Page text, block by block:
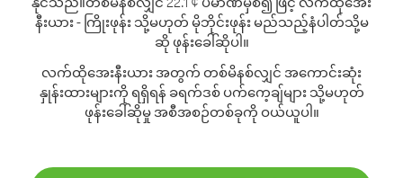
နီးယား - ကြိုးဖုန်း သို့မဟုတ် မိုဘိုင်းဖုန်း မည်သည့်နံပါတ်သို့မ
ဆို ဖုန်းခေါ်ဆိုပါ။
လက်ထိုအေးနီးယား အတွက် တစ်မိနစ်လျှင် အကောင်းဆုံး
နှုန်းထားများကို ရရှိရန် ခရက်ဒစ် ပက်ကေ့ချ်များ သို့မဟုတ်
ဖုန်းခေါ်ဆိုမှု အစီအစဉ်တစ်ခုကို ဝယ်ယူပါ။